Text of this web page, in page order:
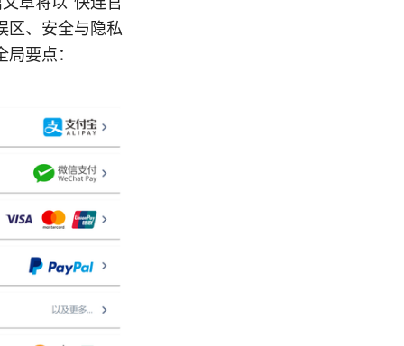
区、安全与隐私
要点：